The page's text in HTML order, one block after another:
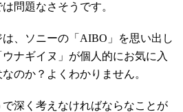
問題なさそうです。
、ソニーの「AIBO」を思い出し
ナギイヌ」が個人的にお気に入
のか？よくわかりません。
で深く考えなければならなことが